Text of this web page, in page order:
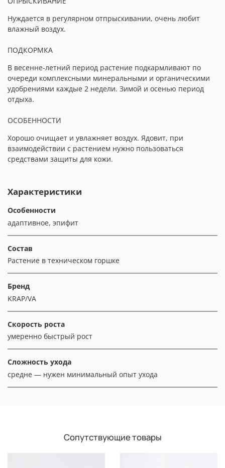
Нуждается в регулярном отпрыскивании, очень любит
влажный воздух.
ПОДКОРМКА
В весенне-летний период растение подкармливают по
очереди комплексными минеральными и органическими
удобрениями каждые 2 недели. Зимой и осенью период
отдыха.
ОСОБЕННОСТИ
Хорошо очищает и увлажняет воздух. Ядовит, при
взаимодействии с растением нужно пользоваться
средствами защиты для кожи.
Характеристики
Особенности
адаптивное, эпифит
Состав
Растение в техническом горшке
Бренд
KRAP/VA
Скорость роста
умеренно быстрый рост
Сложность ухода
средне — нужен минимальный опыт ухода
Сопутствующие товары